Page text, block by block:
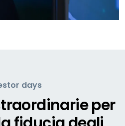
days
per